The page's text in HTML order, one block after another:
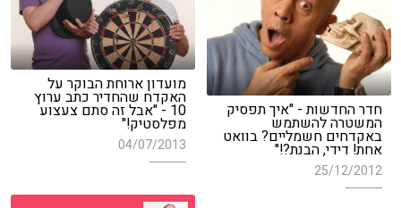
מועדון ארוחת הבוקר על
האקדח שהחדיר כתב ערוץ
10 - "אבל זה סתם צעצוע
מפלסטיק!"
04/07/2013
חדר החדשות - "איך תפסיק
המשטרה להשתמש
באקדחים חשמליים? בוואט
אחת! דידי, הבנת?!"
25/12/2012